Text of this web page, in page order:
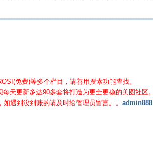
免费)等多个栏目，请善用搜素功能查找。
天更新多达90多套将打造为更全更稳的美图社区。
遇到没到账的请及时给管理员留言。。 admin888